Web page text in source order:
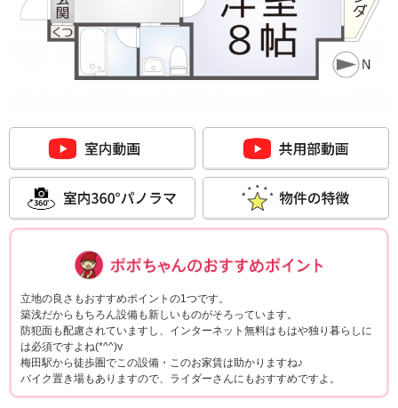
立地の良さもおすすめポイントの1つです。
築浅だからもちろん設備も新しいものがそろっています。
防犯面も配慮されていますし、インターネット無料はもはや独り暮らしに
は必須ですよね(*^^)v
梅田駅から徒歩圏でこの設備・このお家賃は助かりますね♪
バイク置き場もありますので、ライダーさんにもおすすめですよ。